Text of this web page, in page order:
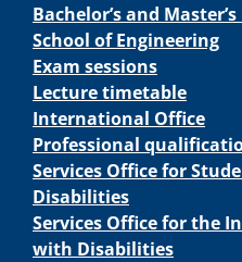
Bachelor’s and
School of Engineering
Exam sessions
Lecture timetable
International Office
Professional
Services Office for
Disabilities
Services Office for the
with Disabilities